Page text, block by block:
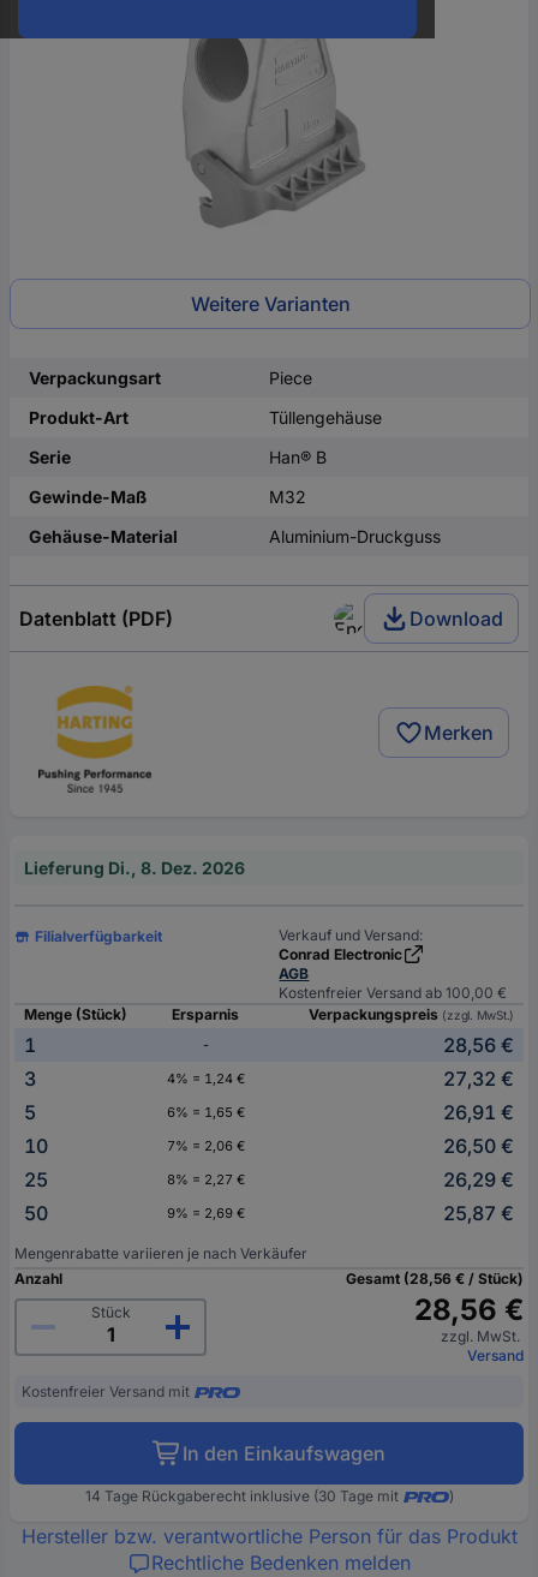
Weitere Varianten
Verpackungsart
Piece
Produkt-Art
Tüllengehäuse
Serie
Han® B
Gewinde-Maß
M32
Gehäuse-Material
Aluminium-Druckguss
Datenblatt (PDF) Download
Merken
Lieferung Di., 8. Dez. 2026
Filialverfügbarkeit
Verkauf und Versand:
Conrad Electronic
AGB
Kostenfreier Versand ab 100,00 €
Menge (Stück)
Ersparnis Verpackungspreis (zzgl. MwSt.)
1 -
28,56 €
3
4% = 1,24 €
27,32 €
5
6% = 1,65 €
26,91 €
10
7% = 2,06 €
26,50 €
25
8% = 2,27 €
26,29 €
50
9% = 2,69 € 25,87 €
Mengenrabatte variieren je nach Verkäufer
Anzahl
Stück
Gesamt (28,56 € / Stück)
28,56 €
zzgl. MwSt.
Versand
Kostenfreier Versand mit
In den Einkaufswagen
14 Tage Rückgaberecht inklusive (30 Tage mit )
Hersteller bzw. verantwortliche Person für das Produkt
Rechtliche Bedenken melden